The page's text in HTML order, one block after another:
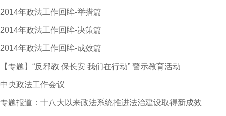
2014年政法工作回眸-举措篇
2014年政法工作回眸-决策篇
2014年政法工作回眸-成效篇
【专题】“反邪教 保长安 我们在行动” 警示教育活动
中央政法工作会议
专题报道：十八大以来政法系统推进法治建设取得新成效